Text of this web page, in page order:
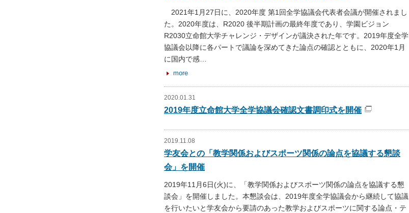
2021年1月27日に、2020年度 第1回全学協議会代表者会議が開催されまし
た。2020年度は、R2020 後半期計画の最終年度であり、学園ビジョン
R2030立命館大学チャレンジ・デザインが議決された年です。2019年度全学
協議会以降に各パートで議論を深めてきた論点の確認とともに、2020年1月
に国内で感
more
2020.01.31
2019年度立命館大学全学協議会確認文書調印式を開催
2019.11.08
学友会との「教学関係およびスポーツ関係の論点を協議する懇談
会」を開催
2019年11月6日(火)に、「教学関係およびスポーツ関係の論点を協議する懇
談会」を開催しました。本懇談会は、2019年度全学協議会から継続して協議
を行いたいと学友会から要請のあった教学およびスポーツに関する論点・テ